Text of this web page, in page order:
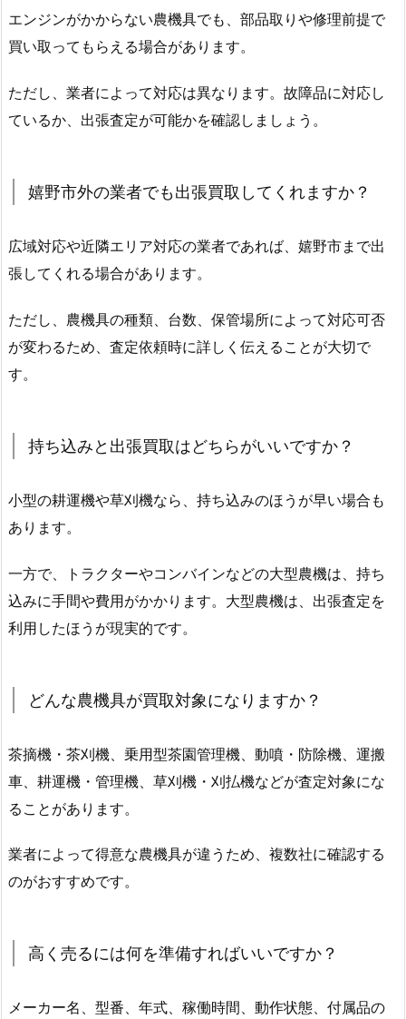
エンジンがかからない農機具でも、部品取りや修理前提で
買い取ってもらえる場合があります。
ただし、業者によって対応は異なります。故障品に対応し
ているか、出張査定が可能かを確認しましょう。
嬉野市外の業者でも出張買取してくれますか？
広域対応や近隣エリア対応の業者であれば、嬉野市まで出
張してくれる場合があります。
ただし、農機具の種類、台数、保管場所によって対応可否
が変わるため、査定依頼時に詳しく伝えることが大切で
す。
持ち込みと出張買取はどちらがいいですか？
小型の耕運機や草刈機なら、持ち込みのほうが早い場合も
あります。
一方で、トラクターやコンバインなどの大型農機は、持ち
込みに手間や費用がかかります。大型農機は、出張査定を
利用したほうが現実的です。
どんな農機具が買取対象になりますか？
茶摘機・茶刈機、乗用型茶園管理機、動噴・防除機、運搬
車、耕運機・管理機、草刈機・刈払機などが査定対象にな
ることがあります。
業者によって得意な農機具が違うため、複数社に確認する
のがおすすめです。
高く売るには何を準備すればいいですか？
メーカー名、型番、年式、稼働時間、動作状態、付属品の